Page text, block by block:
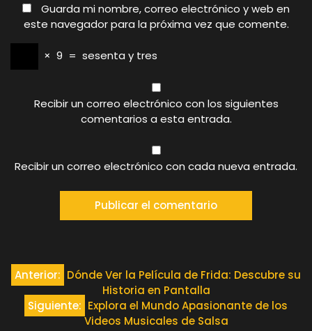
Guarda mi nombre, correo electrónico y web en
este navegador para la próxima vez que comente.
× 9 = sesenta y tres
Recibir un correo electrónico con los siguientes
comentarios a esta entrada.
Recibir un correo electrónico con cada nueva entrada.
Navegación
Anterior: Dónde Ver la Película de Frida: Descubre su
Historia en Pantalla
Siguiente: Explora el Mundo Apasionante de los
Videos Musicales de Salsa